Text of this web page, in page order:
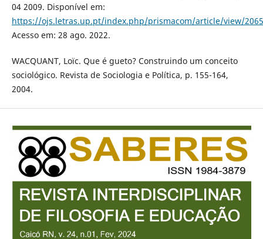
04 2009. Disponível em:
https://ojs.letras.up.pt/index.php/prismacom/article/view/
Acesso em: 28 ago. 2022.
WACQUANT, Loïc. Que é gueto? Construindo um conceito
sociológico. Revista de Sociologia e Política, p. 155-164,
2004.